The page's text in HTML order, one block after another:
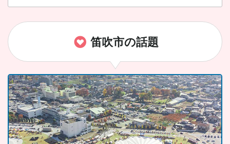
笛吹市の話題